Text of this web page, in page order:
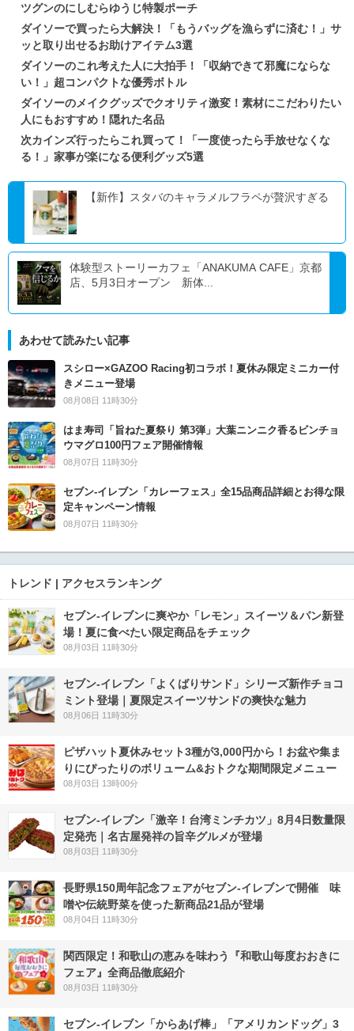
ツグンのにしむらゆうじ特製ポーチ
ダイソーで買ったら大解決！「もうバッグを漁らずに済む！」サ
ッと取り出せるお助けアイテム3選
ダイソーのこれ考えた人に大拍手！「収納できて邪魔にならな
い！」超コンパクトな優秀ボトル
ダイソーのメイクグッズでクオリティ激変！素材にこだわりたい
人にもおすすめ！隠れた名品
次カインズ行ったらこれ買って！「一度使ったら手放せなくな
る！」家事が楽になる便利グッズ5選
【新作】スタバのキャラメルフラペが贅沢すぎる
体験型ストーリーカフェ「ANAKUMA CAFE」京都
店、5月3日オープン 新体...
あわせて読みたい記事
スシロー×GAZOO Racing初コラボ！夏休み限定ミニカー付
きメニュー登場
08月08日 11時30分
はま寿司「旨ねた夏祭り 第3弾」大葉ニンニク香るビンチョ
ウマグロ100円フェア開催情報
08月07日 11時30分
セブン‐イレブン「カレーフェス」全15品商品詳細とお得な限
定キャンペーン情報
08月07日 11時30分
トレンド | アクセスランキング
セブン‐イレブンに爽やか「レモン」スイーツ＆パン新登
場！夏に食べたい限定商品をチェック
08月03日 11時30分
セブン‐イレブン「よくばりサンド」シリーズ新作チョコ
ミント登場｜夏限定スイーツサンドの爽快な魅力
08月06日 11時30分
ピザハット夏休みセット3種が3,000円から！お盆や集ま
りにぴったりのボリューム&おトクな期間限定メニュー
08月03日 13時00分
セブン-イレブン「激辛！台湾ミンチカツ」8月4日数量限
定発売｜名古屋発祥の旨辛グルメが登場
08月03日 11時30分
長野県150周年記念フェアがセブン-イレブンで開催 味
噌や伝統野菜を使った新商品21品が登場
08月04日 11時30分
関西限定！和歌山の恵みを味わう『和歌山毎度おおきに
フェア』全商品徹底紹介
08月03日 11時30分
セブン‐イレブン「からあげ棒」「アメリカンドッグ」3